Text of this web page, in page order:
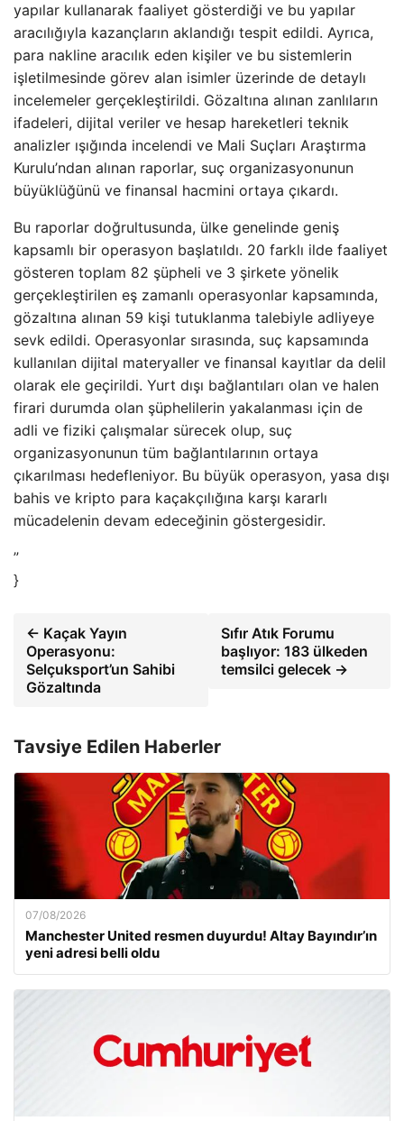
yapılar kullanarak faaliyet gösterdiği ve bu yapılar
aracılığıyla kazançların aklandığı tespit edildi. Ayrıca,
para nakline aracılık eden kişiler ve bu sistemlerin
işletilmesinde görev alan isimler üzerinde de detaylı
incelemeler gerçekleştirildi. Gözaltına alınan zanlıların
ifadeleri, dijital veriler ve hesap hareketleri teknik
analizler ışığında incelendi ve Mali Suçları Araştırma
Kurulu’ndan alınan raporlar, suç organizasyonunun
büyüklüğünü ve finansal hacmini ortaya çıkardı.
Bu raporlar doğrultusunda, ülke genelinde geniş
kapsamlı bir operasyon başlatıldı. 20 farklı ilde faaliyet
gösteren toplam 82 şüpheli ve 3 şirkete yönelik
gerçekleştirilen eş zamanlı operasyonlar kapsamında,
gözaltına alınan 59 kişi tutuklanma talebiyle adliyeye
sevk edildi. Operasyonlar sırasında, suç kapsamında
kullanılan dijital materyaller ve finansal kayıtlar da delil
olarak ele geçirildi. Yurt dışı bağlantıları olan ve halen
firari durumda olan şüphelilerin yakalanması için de
adli ve fiziki çalışmalar sürecek olup, suç
organizasyonunun tüm bağlantılarının ortaya
çıkarılması hedefleniyor. Bu büyük operasyon, yasa dışı
bahis ve kripto para kaçakçılığına karşı kararlı
mücadelenin devam edeceğinin göstergesidir.
”
}
← Kaçak Yayın
Operasyonu:
Selçuksport’un Sahibi
Gözaltında
Sıfır Atık Forumu
başlıyor: 183 ülkeden
temsilci gelecek →
Tavsiye Edilen Haberler
07/08/2026
Manchester United resmen duyurdu! Altay Bayındır’ın
yeni adresi belli oldu